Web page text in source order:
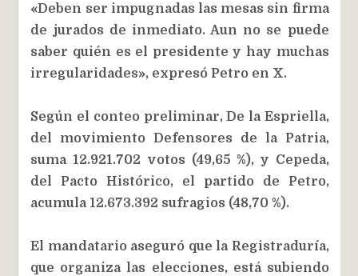
«Deben ser impugnadas las mesas sin firma
de jurados de inmediato. Aun no se puede
saber quién es el presidente y hay muchas
irregularidades», expresó Petro en X.
Según el conteo preliminar, De la Espriella,
del movimiento Defensores de la Patria,
suma 12.921.702 votos (49,65 %), y Cepeda,
del Pacto Histórico, el partido de Petro,
acumula 12.673.392 sufragios (48,70 %).
El mandatario aseguró que la Registraduría,
que organiza las elecciones, está subiendo